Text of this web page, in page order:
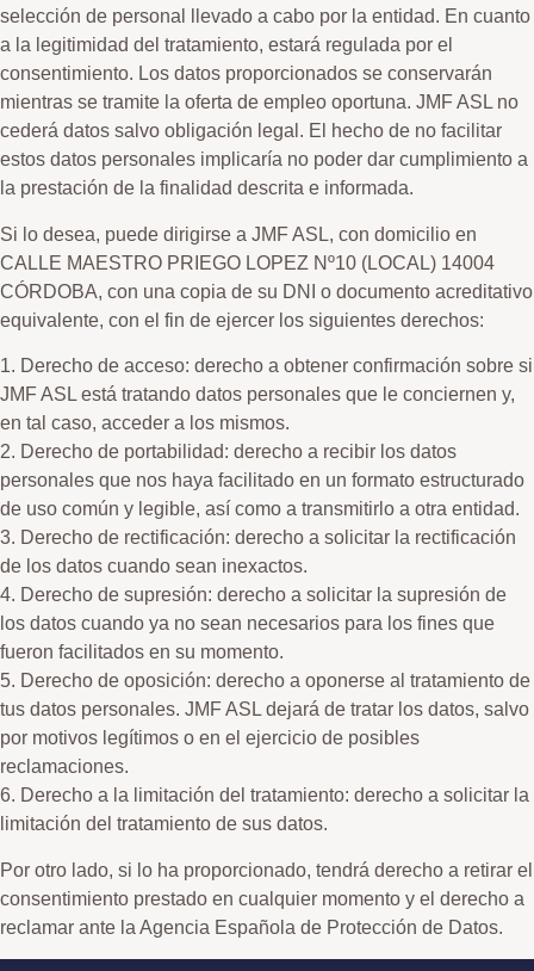
selección de personal llevado a cabo por la entidad. En cuanto
a la legitimidad del tratamiento, estará regulada por el
consentimiento. Los datos proporcionados se conservarán
mientras se tramite la oferta de empleo oportuna. JMF ASL no
cederá datos salvo obligación legal. El hecho de no facilitar
estos datos personales implicaría no poder dar cumplimiento a
la prestación de la finalidad descrita e informada.
Si lo desea, puede dirigirse a JMF ASL, con domicilio en
CALLE MAESTRO PRIEGO LOPEZ Nº10 (LOCAL) 14004
CÓRDOBA, con una copia de su DNI o documento acreditativo
equivalente, con el fin de ejercer los siguientes derechos:
1. Derecho de acceso: derecho a obtener confirmación sobre si
JMF ASL está tratando datos personales que le conciernen y,
en tal caso, acceder a los mismos.
2. Derecho de portabilidad: derecho a recibir los datos
personales que nos haya facilitado en un formato estructurado
de uso común y legible, así como a transmitirlo a otra entidad.
3. Derecho de rectificación: derecho a solicitar la rectificación
de los datos cuando sean inexactos.
4. Derecho de supresión: derecho a solicitar la supresión de
los datos cuando ya no sean necesarios para los fines que
fueron facilitados en su momento.
5. Derecho de oposición: derecho a oponerse al tratamiento de
tus datos personales. JMF ASL dejará de tratar los datos, salvo
por motivos legítimos o en el ejercicio de posibles
reclamaciones.
6. Derecho a la limitación del tratamiento: derecho a solicitar la
limitación del tratamiento de sus datos.
Por otro lado, si lo ha proporcionado, tendrá derecho a retirar el
consentimiento prestado en cualquier momento y el derecho a
reclamar ante la Agencia Española de Protección de Datos.